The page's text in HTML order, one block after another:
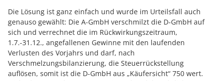
Die Lösung ist ganz einfach und wurde im Urteilsfall auch
genauso gewählt: Die A-GmbH verschmilzt die D-GmbH auf
sich und verrechnet die im Rückwirkungszeitraum,
1.7.-31.12., angefallenen Gewinne mit den laufenden
Verlusten des Vorjahrs und darf, nach
Verschmelzungsbilanzierung, die Steuerrückstellung
auflösen, somit ist die D-GmbH aus „Käufersicht“ 750 wert.